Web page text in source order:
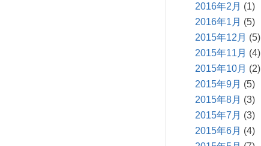
2016年2月 (1)
2016年1月 (5)
2015年12月 (5)
2015年11月 (4)
2015年10月 (2)
2015年9月 (5)
2015年8月 (3)
2015年7月 (3)
2015年6月 (4)